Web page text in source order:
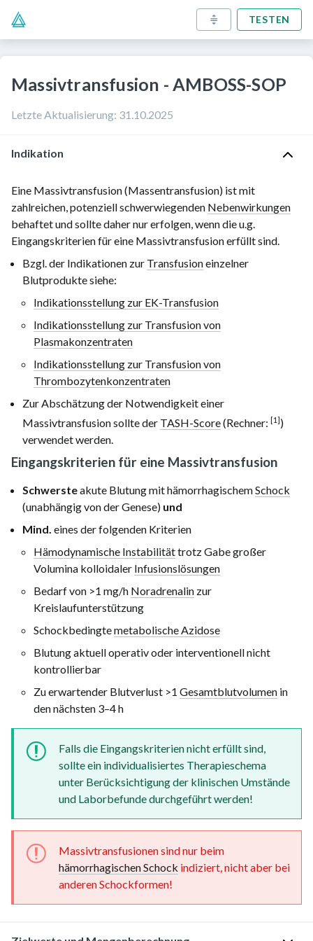
TESTEN
Massivtransfusion - AMBOSS-SOP
Letzte Aktualisierung: 31.10.2025
Indikation
Eine Massivtransfusion (Massentransfusion) ist mit
zahlreichen, potenziell schwerwiegenden Nebenwirkungen
behaftet und sollte daher nur erfolgen, wenn die u.g.
Eingangskriterien für eine Massivtransfusionerfüllt sind.
Bzgl. der Indikationen zur Transfusioneinzelner
Blutprodukte siehe:
Indikationsstellung zur EK-Transfusion
Indikationsstellung zur Transfusion von
Plasmakonzentraten
Indikationsstellung zur Transfusion von
Thrombozytenkonzentraten
Zur Abschätzung der Notwendigkeit einer
Massivtransfusion sollte der TASH-Score(Rechner: [1])
verwendet werden.
Eingangskriterien für eine Massivtransfusion
Schwersteakute Blutung mit hämorrhagischemSchock
(unabhängig von der Genese) und
Mind. eines der folgenden Kriterien
Hämodynamische Instabilitättrotz Gabe großer
Volumina kolloidaler Infusionslösungen
Bedarf von >1 mg/h Noradrenalin zur
Kreislaufunterstützung
Schockbedingtemetabolische Azidose
Blutung aktuell operativ oder interventionell nicht
kontrollierbar
Zu erwartender Blutverlust >1 Gesamtblutvolumen in
den nächsten 3–4 h
Falls die Eingangskriterien nicht erfüllt sind,
sollte ein individualisiertes Therapieschema
unter Berücksichtigung der klinischen Umstände
und Laborbefunde durchgeführt werden!
Massivtransfusionen sind nur beim
hämorrhagischen Schock indiziert, nicht aber bei
anderen Schockformen!